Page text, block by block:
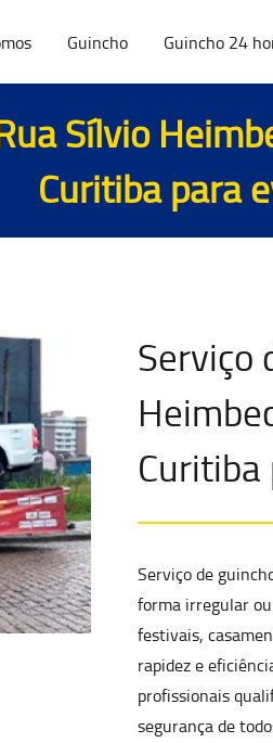
Guincho Guincho 24
Sílvio
Curitiba para
Serviço
Curitiba
Serviço de
forma irregular
festivais,
rapidez e
profissionais
segurança de